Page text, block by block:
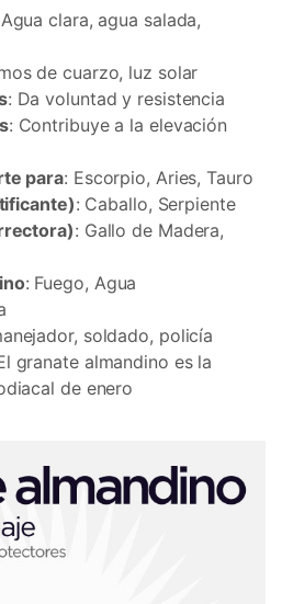
clara, agua salada,
de cuarzo, luz solar
: Da voluntad y resistencia
: Contribuye a la elevación
para: Escorpio, Aries, Tauro
: Caballo, Serpiente
: Gallo de Madera,
: Fuego, Agua
soldado, policía
granate almandino es la
de enero